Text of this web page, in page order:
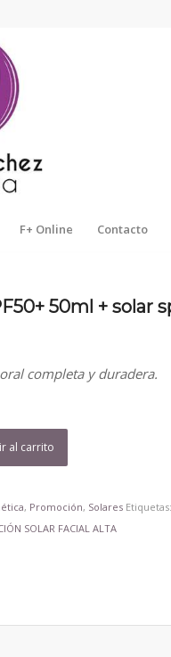
F+ Online Contacto
50ml + solar
completa y duradera.
al carrito
, Promoción, Solares
SOLAR FACIAL ALTA